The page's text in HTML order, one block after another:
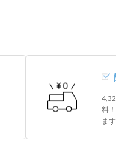
料
ます